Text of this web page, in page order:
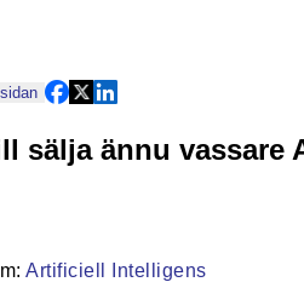
sälja ännu vassare
Artificiell Intelligens